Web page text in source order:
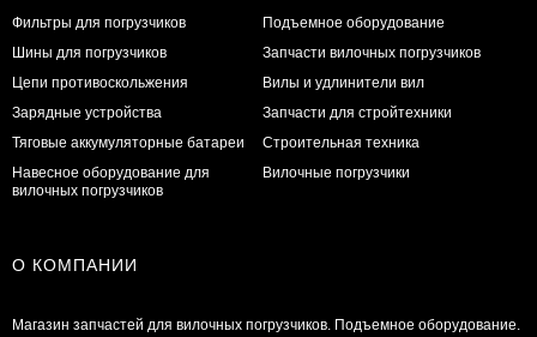
Фильтры для погрузчиков
Шины для погрузчиков
Цепи противоскольжения
Зарядные устройства
Тяговые аккумуляторные батареи
Навесное оборудование для
вилочных погрузчиков
Подъемное оборудование
Запчасти вилочных погрузчиков
Вилы и удлинители вил
Запчасти для стройтехники
Строительная техника
Вилочные погрузчики
О КОМПАНИИ
Магазин запчастей для вилочных погрузчиков. Подъемное оборудование.